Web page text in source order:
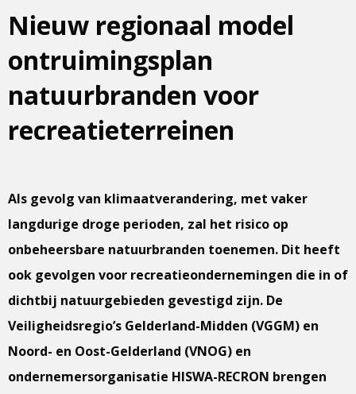
Nieuw regionaal model
ontruimingsplan
natuurbranden voor
recreatieterreinen
Als gevolg van klimaatverandering, met vaker
langdurige droge perioden, zal het risico op
onbeheersbare natuurbranden toenemen. Dit heeft
ook gevolgen voor recreatieondernemingen die in of
dichtbij natuurgebieden gevestigd zijn. De
Veiligheidsregio’s Gelderland-Midden (VGGM) en
Noord- en Oost-Gelderland (VNOG) en
ondernemersorganisatie HISWA-RECRON brengen